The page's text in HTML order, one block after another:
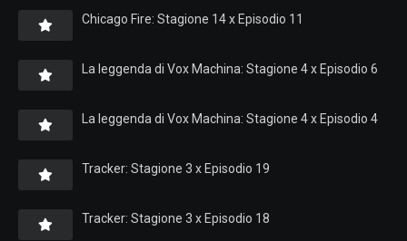
Chicago Fire: Stagione 14 x Episodio 11
La leggenda di Vox Machina: Stagione 4 x Episodio 6
La leggenda di Vox Machina: Stagione 4 x Episodio 4
Tracker: Stagione 3 x Episodio 19
Tracker: Stagione 3 x Episodio 18